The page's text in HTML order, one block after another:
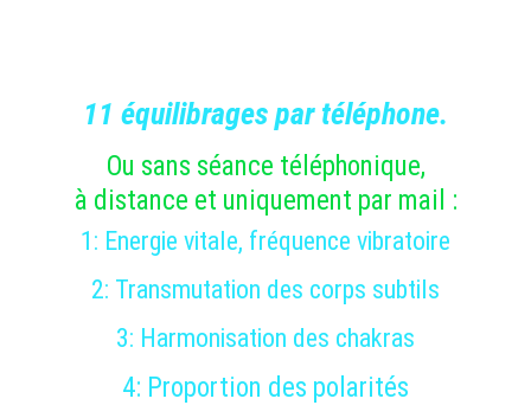
Ou sans séance téléphonique,
1: Energie vitale, fréquence vibratoire
2: Transmutation des corps subtils
3: Harmonisation des chakras
4: Proportion des polarités
à distance et uniquement par mail :
11 équilibrages par téléphone.